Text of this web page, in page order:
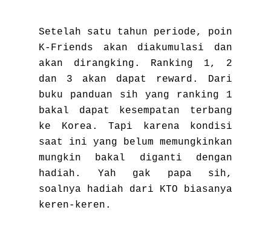
Setelah satu tahun periode, poin
K-Friends akan diakumulasi dan
akan dirangking. Ranking 1, 2
dan 3 akan dapat reward. Dari
buku panduan sih yang ranking 1
bakal dapat kesempatan terbang
ke Korea. Tapi karena kondisi
saat ini yang belum memungkinkan
mungkin bakal diganti dengan
hadiah. Yah gak papa sih,
soalnya hadiah dari KTO biasanya
keren-keren.